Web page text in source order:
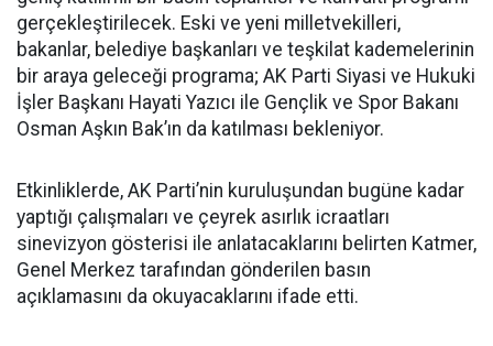
gerçekleştirilecek. Eski ve yeni milletvekilleri,
bakanlar, belediye başkanları ve teşkilat kademelerinin
bir araya geleceği programa; AK Parti Siyasi ve Hukuki
İşler Başkanı Hayati Yazıcı ile Gençlik ve Spor Bakanı
Osman Aşkın Bak’ın da katılması bekleniyor.
Etkinliklerde, AK Parti’nin kuruluşundan bugüne kadar
yaptığı çalışmaları ve çeyrek asırlık icraatları
sinevizyon gösterisi ile anlatacaklarını belirten Katmer,
Genel Merkez tarafından gönderilen basın
açıklamasını da okuyacaklarını ifade etti.